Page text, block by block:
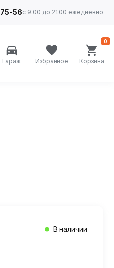
56с 9:00 до 21:00 ежедневно
Гараж Избранное Корзина
0
В наличии